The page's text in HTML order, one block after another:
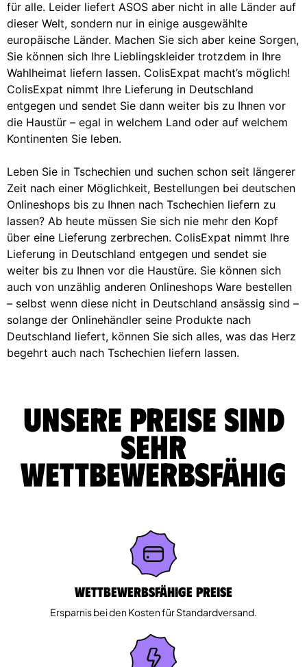
für alle. Leider liefert ASOS aber nicht in alle Länder auf
dieser Welt, sondern nur in einige ausgewählte
europäische Länder. Machen Sie sich aber keine Sorgen,
Sie können sich Ihre Lieblingskleider trotzdem in Ihre
Wahlheimat liefern lassen. ColisExpat macht’s möglich!
ColisExpat nimmt Ihre Lieferung in Deutschland
entgegen und sendet Sie dann weiter bis zu Ihnen vor
die Haustür – egal in welchem Land oder auf welchem
Kontinenten Sie leben.
Leben Sie in Tschechien und suchen schon seit längerer
Zeit nach einer Möglichkeit, Bestellungen bei deutschen
Onlineshops bis zu Ihnen nach Tschechien liefern zu
lassen? Ab heute müssen Sie sich nie mehr den Kopf
über eine Lieferung zerbrechen. ColisExpat nimmt Ihre
Lieferung in Deutschland entgegen und sendet sie
weiter bis zu Ihnen vor die Haustüre. Sie können sich
auch von unzählig anderen Onlineshops Ware bestellen
– selbst wenn diese nicht in Deutschland ansässig sind –
solange der Onlinehändler seine Produkte nach
Deutschland liefert, können Sie sich alles, was das Herz
begehrt auch nach Tschechien liefern lassen.
Unsere Preise sind
sehr
wettbewerbsfähig
Wettbewerbsfähige Preise
Ersparnis bei den Kosten für Standardversand.